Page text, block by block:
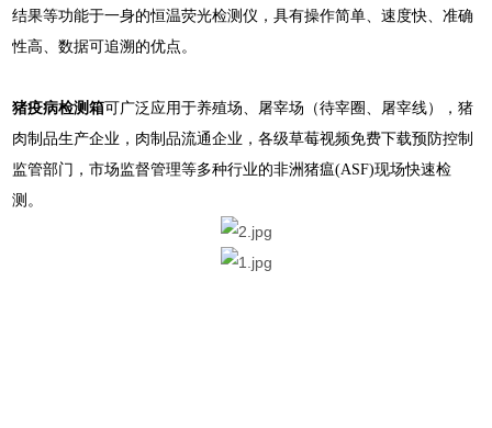
结果等功能于一身的恒温荧光检测仪，具有操作简单、速度快、准确
性高、数据可追溯的优点。
猪疫病检测箱可广泛应用于养殖场、屠宰场（待宰圈、屠宰线），猪
肉制品生产企业，肉制品流通企业，各级草莓视频免费下载预防控制
监管部门，市场监督管理等多种行业的非洲猪瘟(ASF)现场快速检
测。